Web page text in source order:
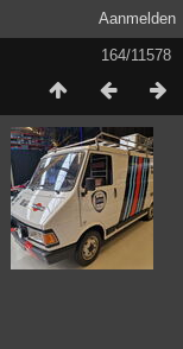
Aanmelden
164/11578